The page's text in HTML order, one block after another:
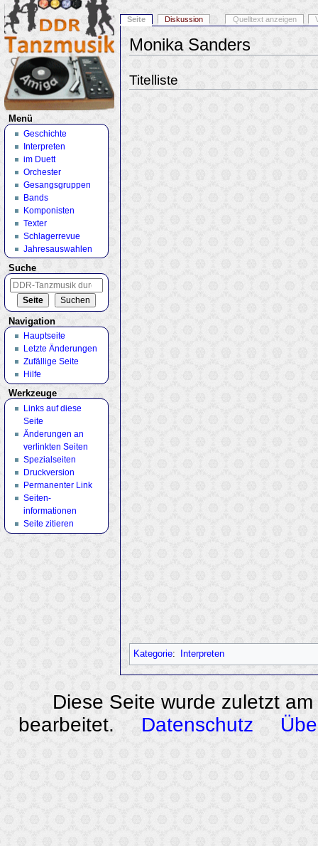
Monika Sanders
Titelliste
Kategorie: Interpreten
Seite Diskussion Quelltext anzeigen
Menü
Geschichte
Interpreten
im Duett
Orchester
Gesangsgruppen
Bands
Komponisten
Texter
Schlagerrevue
Jahresauswahlen
Suche
Navigation
Hauptseite
Letzte Änderungen
Zufällige Seite
Hilfe
Werkzeuge
Links auf diese
Seite
Änderungen an
verlinkten Seiten
Spezialseiten
Druckversion
Permanenter Link
Seiten­
informationen
Seite zitieren
Diese Seite wurde zuletzt
bearbeitet.
Datenschutz